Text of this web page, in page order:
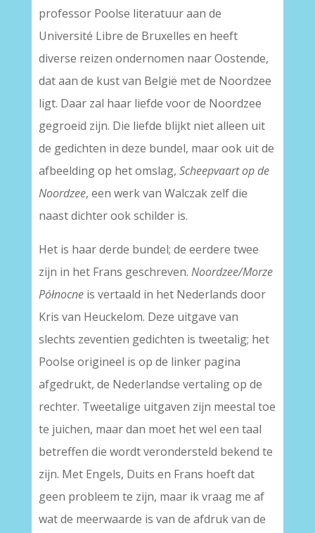
professor Poolse literatuur aan de
Université Libre de Bruxelles en heeft
diverse reizen ondernomen naar Oostende,
dat aan de kust van België met de Noordzee
ligt. Daar zal haar liefde voor de Noordzee
gegroeid zijn. Die liefde blijkt niet alleen uit
de gedichten in deze bundel, maar ook uit de
afbeelding op het omslag, Scheepvaart op de
Noordzee, een werk van Walczak zelf die
naast dichter ook schilder is.
Het is haar derde bundel; de eerdere twee
zijn in het Frans geschreven. Noordzee/Morze
Północneis vertaald in het Nederlands door
Kris van Heuckelom. Deze uitgave van
slechts zeventien gedichten is tweetalig; het
Poolse origineel is op de linker pagina
afgedrukt, de Nederlandse vertaling op de
rechter. Tweetalige uitgaven zijn meestal toe
te juichen, maar dan moet het wel een taal
betreffen die wordt verondersteld bekend te
zijn. Met Engels, Duits en Frans hoeft dat
geen probleem te zijn, maar ik vraag me af
wat de meerwaarde is van de afdruk van de